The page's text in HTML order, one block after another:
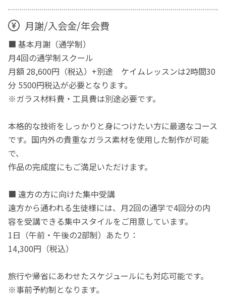
月謝/入会金/年会費
■ 基本月謝（通学制）
月4回の通学制スクール
月額 28,600円（税込）+別途 ケイムレッスンは2時間30
分 5500円税込が必要となります。
※ガラス材料費・工具費は別途必要です。
本格的な技術をしっかりと身につけたい方に最適なコース
です。国内外の貴重なガラス素材を使用した制作が可能
で、
作品の完成度にもご満足いただけます。
■ 遠方の方に向けた集中受講
遠方から通われる生徒様には、月2回の通学で4回分の内
容を受講できる集中スタイルをご用意しています。
1日（午前・午後の2部制）あたり：
14,300円（税込）
旅行や帰省にあわせたスケジュールにも対応可能です。
※事前予約制となります。